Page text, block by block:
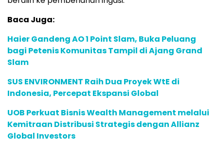
Baca Juga:
Haier Gandeng AO 1 Point Slam, Buka Peluang
bagi Petenis Komunitas Tampil di Ajang Grand
Slam
SUS ENVIRONMENT Raih Dua Proyek WtE di
Indonesia, Percepat Ekspansi Global
UOB Perkuat Bisnis Wealth Management melalui
Kemitraan Distribusi Strategis dengan Allianz
Global Investors